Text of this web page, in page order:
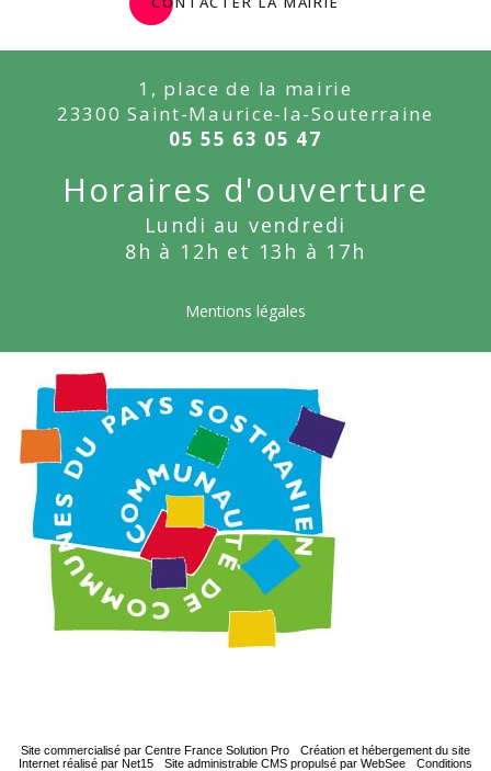
1, place de la mairie
23300 Saint-Maurice-la-Souterraine
05 55 63 05 47
Horaires d'ouverture
Lundi au vendredi
8h à 12h et 13h à 17h
Mentions légales
Site commercialisé par Centre France Solution Pro
Création et hébergement du site
Internet réalisé par Net15
Site administrable CMS propulsé par WebSee
Conditions